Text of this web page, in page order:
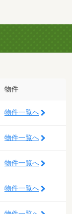
物件
物件一覧へ
物件一覧へ
物件一覧へ
物件一覧へ